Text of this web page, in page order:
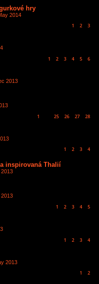
hry
2014
1 2 3
1 2 3 4 5 6
2013
1 25 26 27 28
1 2 3 4
inspirovaná Thalií
2013
2013
1 2 3 4 5
1 2 3 4
2013
1 2